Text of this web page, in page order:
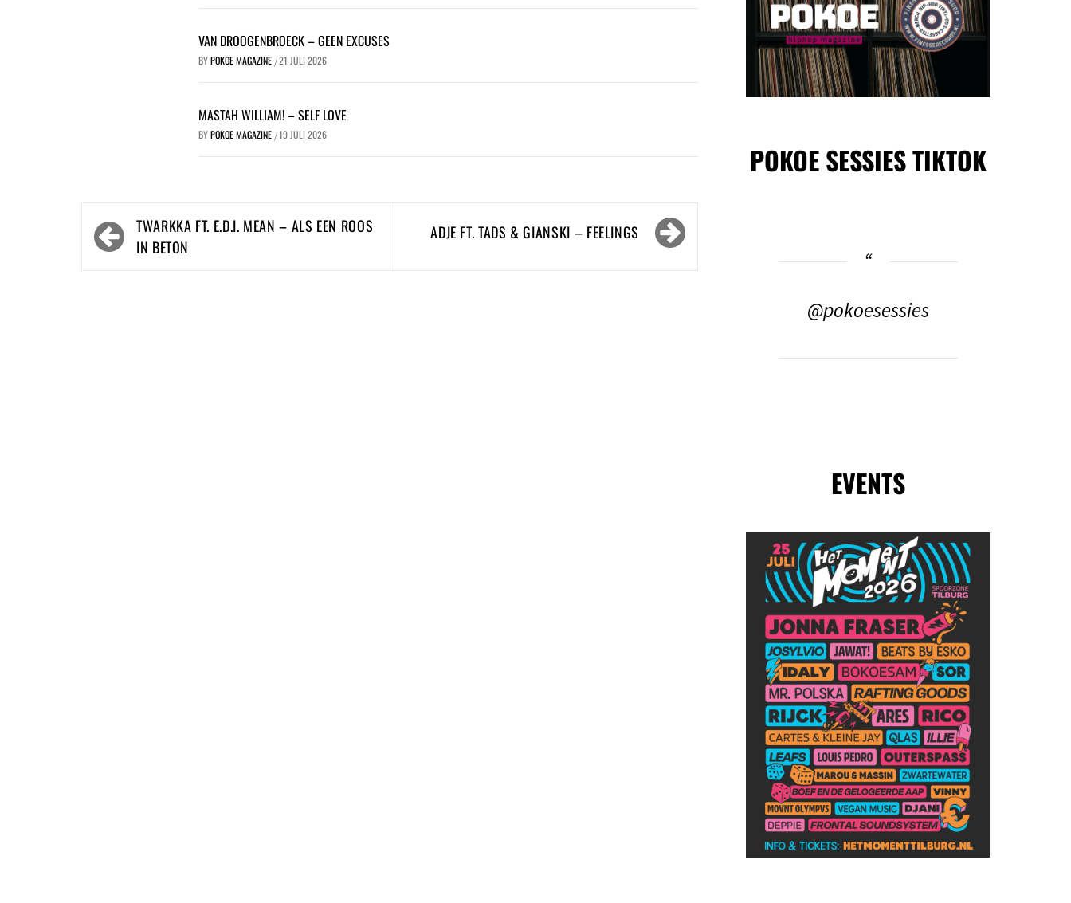
VAN DROOGENBROECK – GEEN EXCUSES
BYPOKOE MAGAZINE /21 JULI 2026
MASTAH WILLIAM! – SELF LOVE
BYPOKOE MAGAZINE /19 JULI 2026
Bericht
navigatie
TWARKKA FT. E.D.I. MEAN – ALS EEN ROOS
IN BETON
ADJE FT. TADS & GIANSKI – FEELINGS
POKOE SESSIES TIKTOK
@pokoesessies
EVENTS